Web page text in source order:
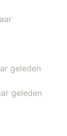
geleden
geleden